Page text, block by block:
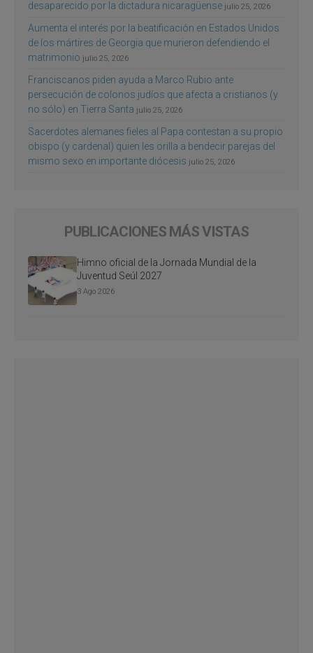
desaparecido por la dictadura nicaragüense julio 25, 2026
Aumenta el interés por la beatificación en Estados Unidos
de los mártires de Georgia que murieron defendiendo el
matrimonio julio 25, 2026
Franciscanos piden ayuda a Marco Rubio ante
persecución de colonos judíos que afecta a cristianos (y
no sólo) en Tierra Santa julio 25, 2026
Sacerdotes alemanes fieles al Papa contestan a su propio
obispo (y cardenal) quien les orilla a bendecir parejas del
mismo sexo en importante diócesis julio 25, 2026
PUBLICACIONES MÁS VISTAS
Himno oficial de la Jornada Mundial de la
Juventud Seúl 2027
3 Ago 2026